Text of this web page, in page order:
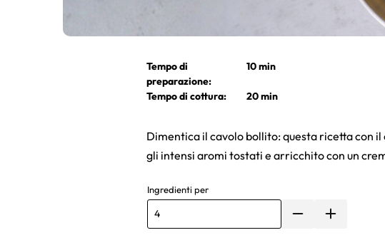
Tempo di
preparazione:
10 min
Tempo di cottura: 20 min
Dimentica il cavolo bollito: questa ricetta con
gli intensi aromi tostati e arricchito con un
Ingredienti per